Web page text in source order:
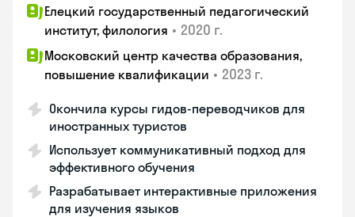
Елецкий государственный педагогический
институт, филология • 2020 г.
Московский центр качества образования,
повышение квалификации • 2023 г.
Окончила курсы гидов-переводчиков для
иностранных туристов
Использует коммуникативный подход для
эффективного обучения
Разрабатывает интерактивные приложения
для изучения языков